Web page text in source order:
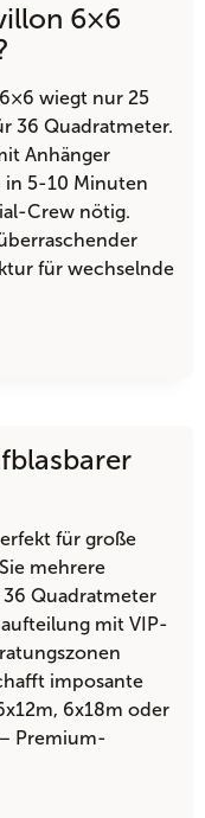
6×6
wiegt nur 25
36 Quadratmeter.
Anhänger
in 5-10 Minuten
Crew nötig.
für wechselnde
für große
mehrere
Quadratmeter
mit VIP-
imposante
6x18m oder
Premium-